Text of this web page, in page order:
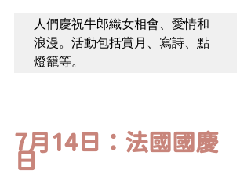
人們慶祝牛郎織女相會、愛情和
浪漫。活動包括賞月、寫詩、點
燈籠等。
7月14日：法國國慶
日